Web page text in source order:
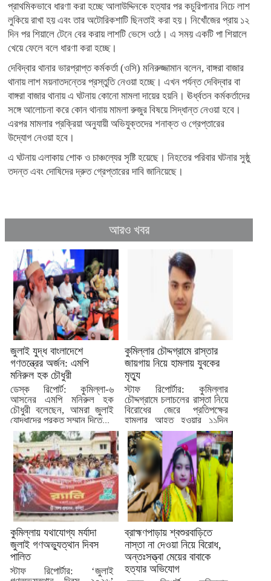
প্রাথমিকভাবে ধারণা করা হচ্ছে আলাউদ্দিনকে হত্যার পর কচুরিপানার নিচে লাশ
লুকিয়ে রাখা হয় এবং তার অটোরিকশাটি ছিনতাই করা হয়। নিখোঁজের প্রায় ১২
দিন পর শিয়ালে টেনে বের করায় লাশটি ভেসে ওঠে। এ সময় একটি পা শিয়ালে
খেয়ে ফেলে বলে ধারণা করা হচ্ছে।
দেবিদ্বার থানার ভারপ্রাপ্ত কর্মকর্তা (ওসি) মনিরুজ্জামান বলেন, বাঙ্গরা বাজার
থানায় লাশ ময়নাতদন্তের প্রস্তুতি নেওয়া হচ্ছে। এখন পর্যন্ত দেবিদ্বার বা
বাঙ্গরা বাজার থানায় এ ঘটনায় কোনো মামলা দায়ের হয়নি। ঊর্ধ্বতন কর্মকর্তাদের
সঙ্গে আলোচনা করে কোন থানায় মামলা রুজুর বিষয়ে সিদ্ধান্ত নেওয়া হবে।
এরপর মামলার প্রক্রিয়া অনুযায়ী অভিযুক্তদের শনাক্ত ও গ্রেপ্তারের
উদ্যোগ নেওয়া হবে।
এ ঘটনায় এলাকায় শোক ও চাঞ্চল্যের সৃষ্টি হয়েছে। নিহতের পরিবার ঘটনার সুষ্ঠু
তদন্ত এবং দোষিদের দ্রুত গ্রেপ্তারের দাবি জানিয়েছে।
আরও খবর
জুলাই যুদ্ধ বাংলাদেশে
গণতন্ত্রের অর্জন: এমপি
মনিরুল হক চৌধুরী
ডেস্ক রিপোর্ট: কুমিল্লা-৬
আসনের এমপি মনিরুল হক
চৌধুরী বলেছেন, আমরা জুলাই
যোদ্ধাদের প্রকৃত সম্মান দিতে...
কুমিল্লার চৌদ্দগ্রামে রাস্তার
জায়গায় নিয়ে হামলায় যুবকের
মৃত্যু
স্টাফ রিপোর্টার: কুমিল্লার
চৌদ্দগ্রামে চলাচলের রাস্তা নিয়ে
বিরোধের জেরে প্রতিপক্ষের
হামলার আহত হওয়ার ১১দিন
পর...
কুমিল্লায় যথাযোগ্য মর্যাদা
জুলাই গণঅভ্যুত্থান দিবস
পালিত
স্টাফ রিপোর্টার: ‘জুলাই
ব্রাহ্মণপাড়ায় শ্বশুরবাড়িতে
নাস্তা না দেওয়া নিয়ে বিরোধ,
অন্তঃসত্ত্বা মেয়ের বাবাকে
হত্যার অভিযোগ